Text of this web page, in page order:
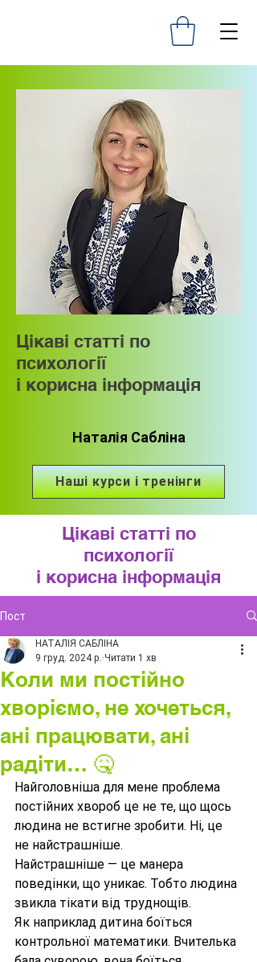
Цікаві статті по
психології
і корисна інформація
Наталія Сабліна
Наші курси і тренінги
Цікаві статті по
психології
і корисна інформація
Пост
Коли ми постійно
хворіємо, не хочеться,
ані працювати, ані
радіти… 🤒
НАТАЛІЯ САБЛІНА
9 груд. 2024 р. Читати 1 хв
Найголовніша для мене проблема
постійних хвороб це не те, що щось
людина не встигне зробити. Ні, це
не найстрашніше.
Найстрашніше — це манера
поведінки, що уникає. Тобто людина
звикла тікати від труднощів.
Як наприклад дитина боїться
контрольної математики. Вчителька